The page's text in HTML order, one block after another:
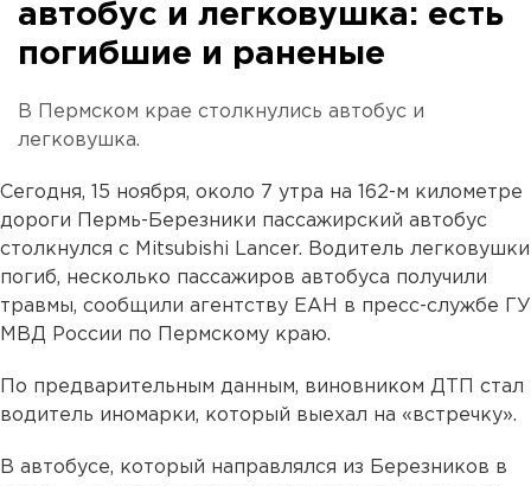
автобус и легковушка: есть
погибшие и раненые
В Пермском крае столкнулись автобус и
легковушка.
Сегодня, 15 ноября, около 7 утра на 162-м километре
дороги Пермь-Березники пассажирский автобус
столкнулся с Mitsubishi Lancer. Водитель легковушки
погиб, несколько пассажиров автобуса получили
травмы, сообщили агентству ЕАН в пресс-службе ГУ
МВД России по Пермскому краю.
По предварительным данным, виновником ДТП стал
водитель иномарки, который выехал на «встречку».
В автобусе, который направлялся из Березников в